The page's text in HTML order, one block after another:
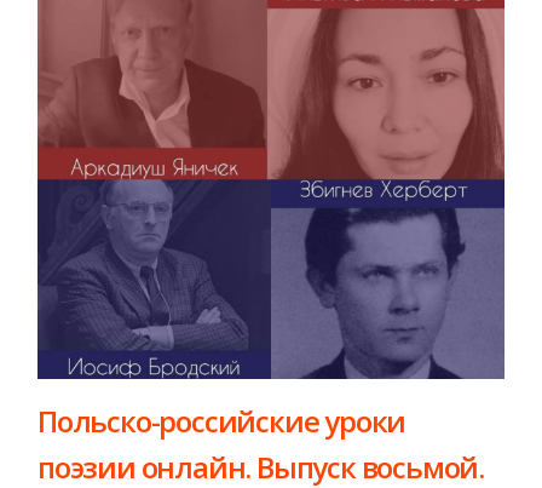
Польско-российские уроки
поэзии онлайн. Выпуск восьмой.